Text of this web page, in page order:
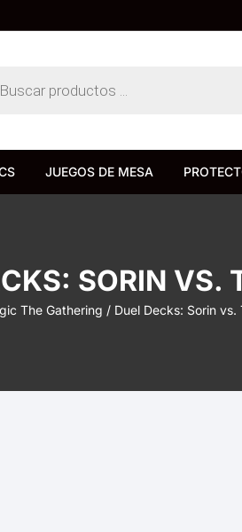
JUEGOS DE MESA
SORIN VS.
The Gathering / Duel Decks: Sorin vs.